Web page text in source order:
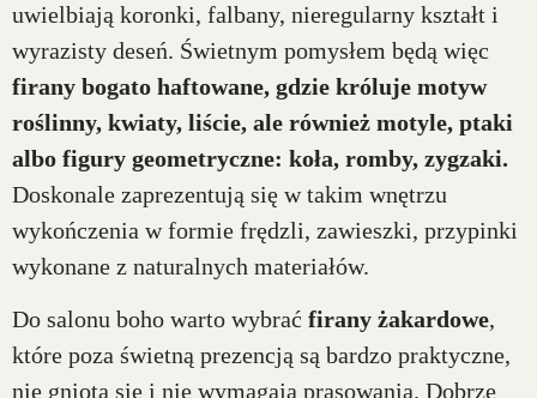
uwielbiają koronki, falbany, nieregularny kształt i
wyrazisty deseń. Świetnym pomysłem będą więc
firany bogato haftowane, gdzie króluje motyw
roślinny, kwiaty, liście, ale również motyle, ptaki
albo figury geometryczne: koła, romby, zygzaki.
Doskonale zaprezentują się w takim wnętrzu
wykończenia w formie frędzli, zawieszki, przypinki
wykonane z naturalnych materiałów.
Do salonu boho warto wybrać firany żakardowe,
które poza świetną prezencją są bardzo praktyczne,
nie gniotą się i nie wymagają prasowania. Dobrze